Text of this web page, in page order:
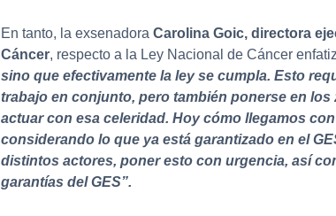
En tanto, la exsenadora Carolina Goic, directora
Cáncer, respecto a la Ley Nacional de Cáncer
sino que efectivamente la ley se cumpla. Esto
trabajo en conjunto, pero también ponerse en
actuar con esa celeridad. Hoy cómo llegamos
considerando lo que ya está garantizado en el
distintos actores, poner esto con urgencia, así
garantías del GES”.